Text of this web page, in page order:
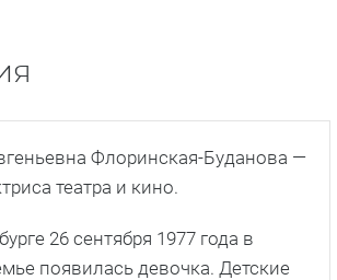
Флоринская-Буданова —
театра и кино.
26 сентября 1977 года в
появилась девочка. Детские